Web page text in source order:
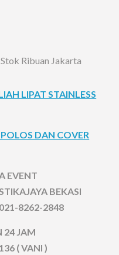
LIPAT STAINLESS
DAN COVER
EVENT
BEKASI
8262-2848
24 JAM
( VANI )